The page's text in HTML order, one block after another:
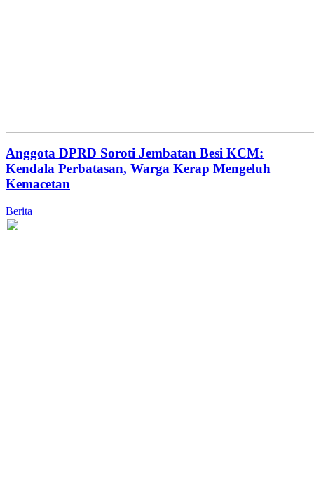
Anggota DPRD Soroti Jembatan Besi KCM:
Kendala Perbatasan, Warga Kerap Mengeluh
Kemacetan
Berita